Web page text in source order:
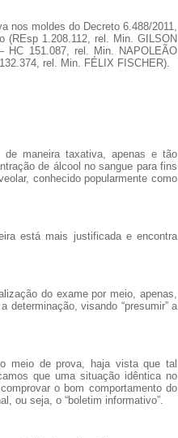
nos moldes do Decreto 6.488/2011,
(REsp 1.208.112, rel. Min. GILSON
HC 151.087, rel. Min. NAPOLEÃO
rel. Min. FÉLIX FISCHER).
de maneira taxativa, apenas e tão
de álcool no sangue para fins
conhecido popularmente como
está mais justificada e encontra
do exame por meio, apenas,
determinação, visando “presumir” a
meio de prova, haja vista que tal
que uma situação idêntica no
o bom comportamento do
ou seja, o “boletim informativo”.